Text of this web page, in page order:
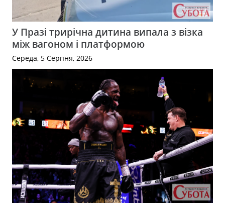
У Празі трирічна дитина випала з візка
між вагоном і платформою
Середа, 5 Серпня, 2026